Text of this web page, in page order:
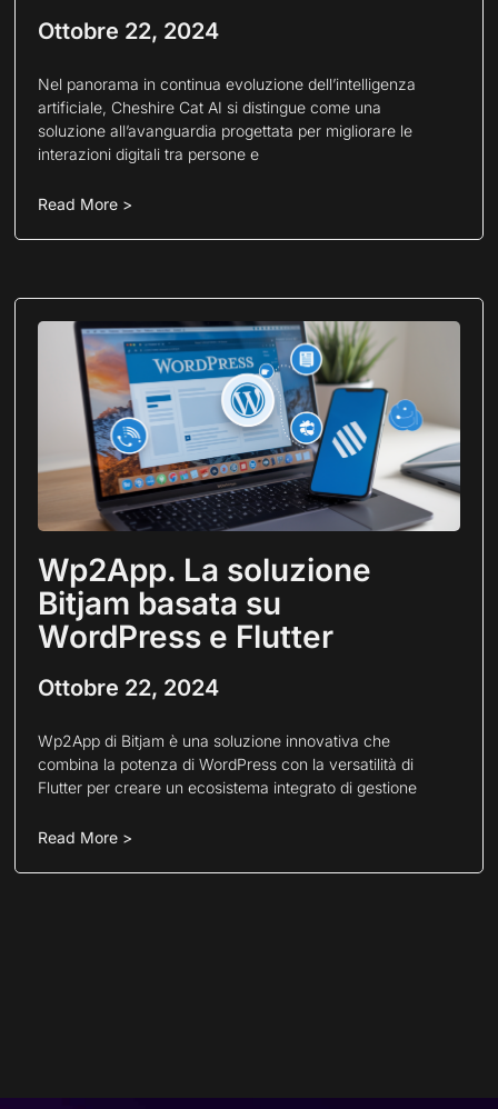
Ottobre 22, 2024
Nel panorama in continua evoluzione dell’intelligenza
artificiale, Cheshire Cat AI si distingue come una
soluzione all’avanguardia progettata per migliorare le
interazioni digitali tra persone e
Read More >
Wp2App. La soluzione
Bitjam basata su
WordPress e Flutter
Ottobre 22, 2024
Wp2App di Bitjam è una soluzione innovativa che
combina la potenza di WordPress con la versatilità di
Flutter per creare un ecosistema integrato di gestione
Read More >